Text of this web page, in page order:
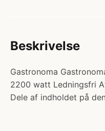
Beskrivelse
Gastronoma
2200 watt Ledningsfri
Dele af indholdet på